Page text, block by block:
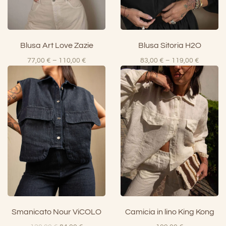
Blusa Art Love Zazie
77,00 € – 110,00 €Fascia
da
77,00 €
a
110,00 €
Blusa Sitoria H2O
83,00 € – 119,00 €Fascia
di
prezzo:
da
83,00 €
a
119,00 €
Smanicato Nour ViCOLO Camicia in lino King Kong